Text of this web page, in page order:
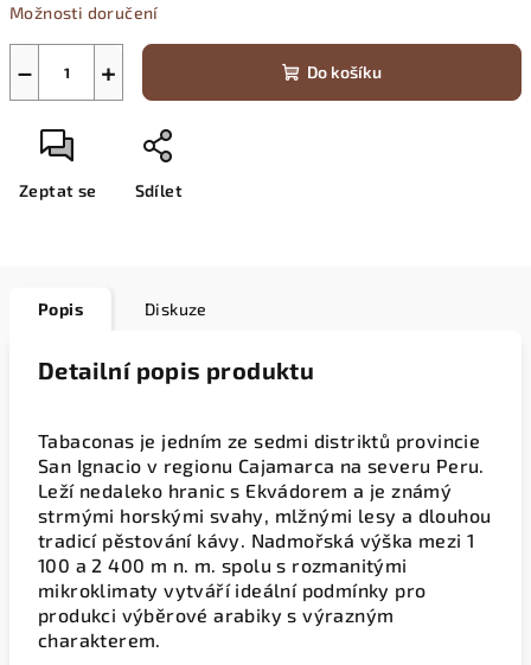
Možnosti doručení
+
− Do košíku
Zeptat se Sdílet
Popis Diskuze
Detailní popis produktu
Tabaconas je jedním ze sedmi distriktů provincie
San Ignacio v regionu Cajamarca na severu Peru.
Leží nedaleko hranic s Ekvádorem a je známý
strmými horskými svahy, mlžnými lesy a dlouhou
tradicí pěstování kávy. Nadmořská výška mezi 1
100 a 2 400 m n. m. spolu s rozmanitými
mikroklimaty vytváří ideální podmínky pro
produkci výběrové arabiky s výrazným
charakterem.